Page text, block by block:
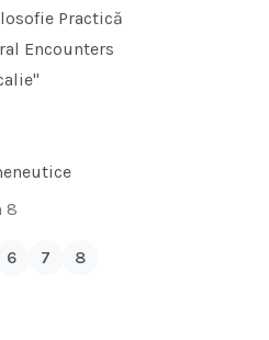
Practică
Encounters
8
6 7 8